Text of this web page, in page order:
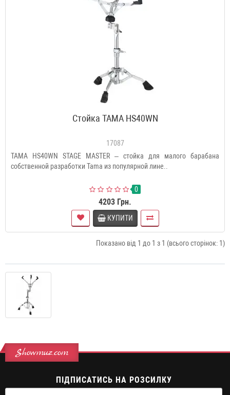
Стойка TAMA HS40WN
17087
TAMA HS40WN STAGE MASTER – стойка для малого барабана
собственной разработки Tama из популярной лине..
0
4203 Грн.
КУПИТИ
Показано від 1 до 1 з 1 (всього сторінок: 1)
Showmuz.com
ПІДПИСАТИСЬ НА РОЗСИЛКУ